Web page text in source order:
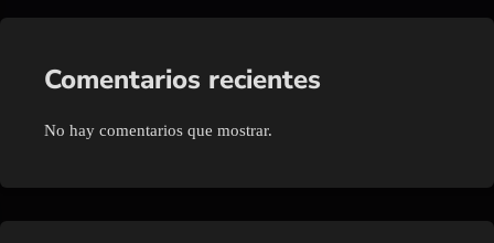
Comentarios recientes
No hay comentarios que mostrar.